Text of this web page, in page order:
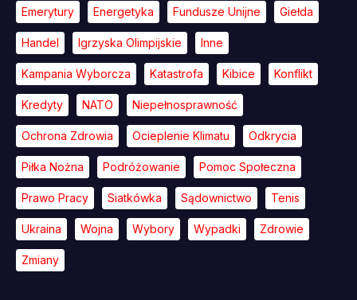
Emerytury Energetyka Fundusze Unijne Giełda
Handel Igrzyska Olimpijskie Inne
Kampania Wyborcza Katastrofa Kibice Konflikt
Kredyty NATO Niepełnosprawność
Ochrona Zdrowia Ocieplenie Klimatu Odkrycia
Piłka Nożna Podróżowanie Pomoc Społeczna
Prawo Pracy Siatkówka Sądownictwo Tenis
Ukraina Wojna Wybory Wypadki Zdrowie
Zmiany